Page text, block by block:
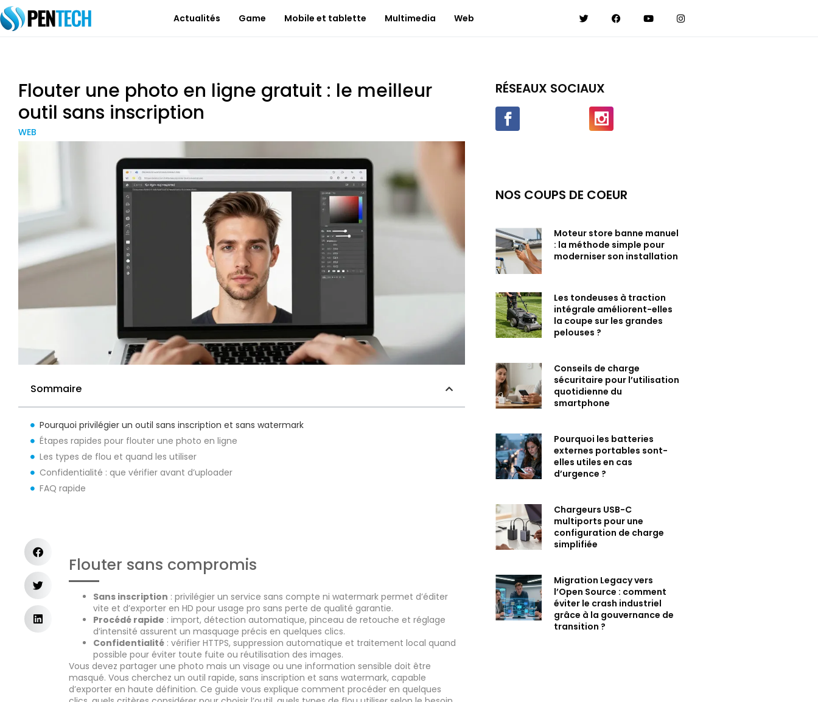
Actualités Game Mobile et tablette Multimedia Web
Flouter une photo en ligne gratuit : le meilleur
outil sans inscription
WEB
Sommaire
Pourquoi privilégier un outil sans inscription et sans watermark
Étapes rapides pour flouter une photo en ligne
Les types de flou et quand les utiliser
Confidentialité : que vérifier avant d’uploader
FAQ rapide
Flouter sans compromis
Sans inscription : privilégier un service sans compte ni watermark permet d’éditer
vite et d’exporter en HD pour usage pro sans perte de qualité garantie.
Procédé rapide : import, détection automatique, pinceau de retouche et réglage
d’intensité assurent un masquage précis en quelques clics.
Confidentialité : vérifier HTTPS, suppression automatique et traitement local quand
possible pour éviter toute fuite ou réutilisation des images.
Vous devez partager une photo mais un visage ou une information sensible doit être
masqué. Vous cherchez un outil rapide, sans inscription et sans watermark, capable
d’exporter en haute définition. Ce guide vous explique comment procéder en quelques
RÉSEAUX SOCIAUX
NOS COUPS DE COEUR
Moteur store banne manuel
: la méthode simple pour
moderniser son installation
Les tondeuses à traction
intégrale améliorent-elles
la coupe sur les grandes
pelouses ?
Conseils de charge
sécuritaire pour l’utilisation
quotidienne du
smartphone
Pourquoi les batteries
externes portables sont-
elles utiles en cas
d’urgence ?
Chargeurs USB-C
multiports pour une
configuration de charge
simplifiée
Migration Legacy vers
l’Open Source : comment
éviter le crash industriel
grâce à la gouvernance de
transition ?